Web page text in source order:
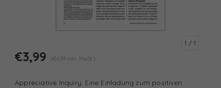
1 / 1
€3,99 (€4,39 Inkl. MwSt.)
Appreciative Inquiry: Eine Einladung zum positiven